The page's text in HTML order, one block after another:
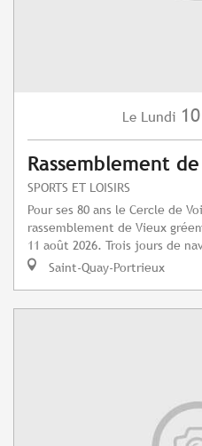
Le Lundi 10
Rassemblement
SPORTS ET LOISIRS
Pour ses 80 ans le Cercle de
rassemblement de Vieux
11 août 2026. Trois jours de
Saint-Quay-Portrieux